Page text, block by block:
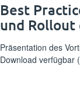
Best
und Rollout
Präsentation des
Download verfügbar